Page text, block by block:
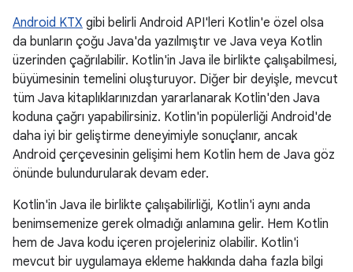
Android KTX gibi belirli Android API'leri Kotlin'e özel olsa
da bunların çoğu Java'da yazılmıştır ve Java veya Kotlin
üzerinden çağrılabilir. Kotlin'in Java ile birlikte çalışabilmesi,
büyümesinin temelini oluşturuyor. Diğer bir deyişle, mevcut
tüm Java kitaplıklarınızdan yararlanarak Kotlin'den Java
koduna çağrı yapabilirsiniz. Kotlin'in popülerliği Android'de
daha iyi bir geliştirme deneyimiyle sonuçlanır, ancak
Android çerçevesinin gelişimi hem Kotlin hem de Java göz
önünde bulundurularak devam eder.
Kotlin'in Java ile birlikte çalışabilirliği, Kotlin'i aynı anda
benimsemenize gerek olmadığı anlamına gelir. Hem Kotlin
hem de Java kodu içeren projeleriniz olabilir. Kotlin'i
mevcut bir uygulamaya ekleme hakkında daha fazla bilgi